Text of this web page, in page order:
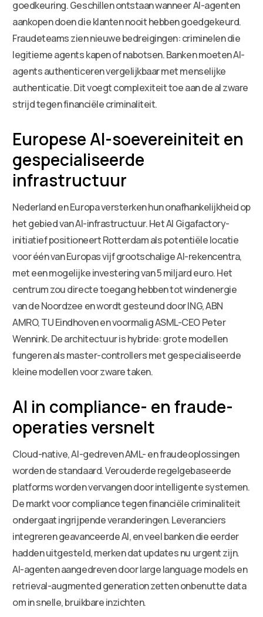
goedkeuring. Geschillen ontstaan wanneer AI-agenten
aankopen doen die klanten nooit hebben goedgekeurd.
Fraudeteams zien nieuwe bedreigingen: criminelen die
legitieme agents kapen of nabotsen. Banken moeten AI-
agents authenticeren vergelijkbaar met menselijke
authenticatie. Dit voegt complexiteit toe aan de al zware
strijd tegen financiële criminaliteit.
Europese AI-soevereiniteit en
gespecialiseerde
infrastructuur
Nederland en Europa versterken hun onafhankelijkheid op
het gebied van AI-infrastructuur. Het AI Gigafactory-
initiatief positioneert Rotterdam als potentiële locatie
voor één van Europas vijf grootschalige AI-rekencentra,
met een mogelijke investering van 5 miljard euro. Het
centrum zou directe toegang hebben tot windenergie
van de Noordzee en wordt gesteund door ING, ABN
AMRO, TU Eindhoven en voormalig ASML-CEO Peter
Wennink. De architectuur is hybride: grote modellen
fungeren als master-controllers met gespecialiseerde
kleine modellen voor zware taken.
AI in compliance- en fraude-
operaties versnelt
Cloud-native, AI-gedreven AML- en fraudeoplossingen
worden de standaard. Verouderde regelgebaseerde
platforms worden vervangen door intelligente systemen.
De markt voor compliance tegen financiële criminaliteit
ondergaat ingrijpende veranderingen. Leveranciers
integreren geavanceerde AI, en veel banken die eerder
hadden uitgesteld, merken dat updates nu urgent zijn.
AI-agenten aangedreven door large language models en
retrieval-augmented generation zetten onbenutte data
om in snelle, bruikbare inzichten.